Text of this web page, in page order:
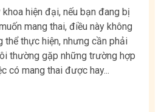
hiện đại, nếu bạn đang bị
mang thai, điều này không
thể thực hiện, nhưng cần phải
thường gặp những trường hợp
có mang thai được hay...